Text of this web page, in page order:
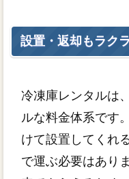
設置・返却もラク
冷凍庫レンタルは、
ルな料金体系です
けて設置してくれ
で運ぶ必要はあり